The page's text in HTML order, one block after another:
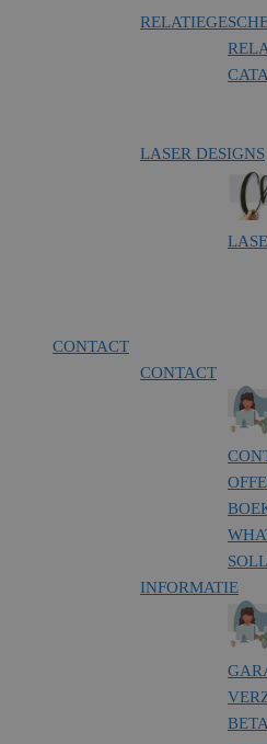
LASER DESIGNS
CONTACT
CONTACT
INFORMATIE